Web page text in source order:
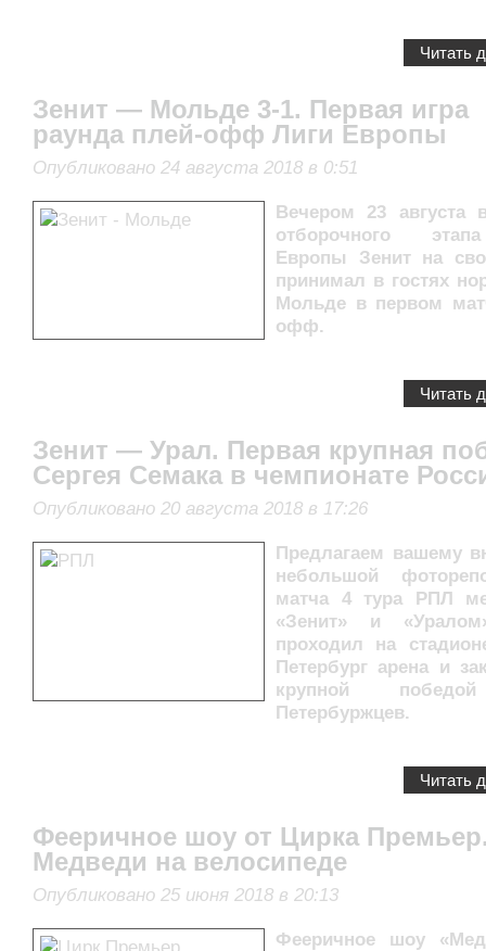
Читать
Зенит — Мольде 3-1. Первая игра
раунда плей-офф Лиги Европы
Опубликовано 24 августа 2018 в 0:51
Вечером 23 августа
отборочного
Европы Зенит на
принимал в гостях
Мольде в первом
офф.
Читать
Зенит — Урал. Первая крупная
Сергея Семака в чемпионате
Опубликовано 20 августа 2018 в 17:26
Предлагаем вашему
небольшой
матча 4 тура РПЛ
«Зенит» и
проходил на
Петербург арена и
крупной
Петербуржцев.
Читать
Фееричное шоу от Цирка
Медведи на велосипеде
Опубликовано 25 июня 2018 в 20:13
Фееричное шоу